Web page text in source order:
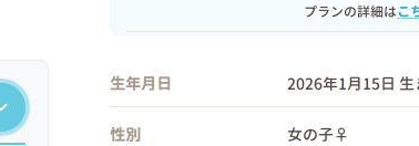
プランの詳細はこ
生年月日 2026年1月15日 生
性別 女の子♀